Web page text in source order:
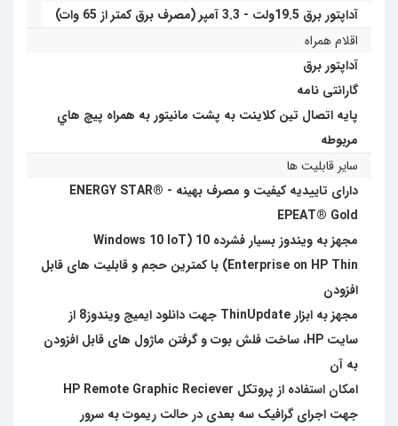
آداپتور برق 19.5ولت - 3.3 آمپر (مصرف برق کمتر از 65 وات)
اقلام همراه
آداپتور برق
گارانتی نامه
پایه اتصال تین کلاینت به پشت مانیتور به همراه پیچ هاي
مربوطه
سایر قابلیت ها
دارای تاییدیه کیفیت و مصرف بهینه ENERGY STAR® -
EPEAT® Gold
مجهز به ویندوز بسیار فشرده 10 (Windows 10 IoT
Enterprise on HP Thin) با کمترین حجم و قابلیت های قابل
افزودن
مجهز به ابزار ThinUpdate جهت دانلود ایمیج ویندوز8 از
سایت HP، ساخت فلش بوت و گرفتن ماژول های قابل افزودن
به آن
امکان استفاده از پروتکل HP Remote Graphic Reciever
جهت اجرای گرافیک سه بعدی در حالت ریموت به سرور